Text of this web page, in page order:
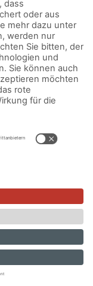
D-21107 Hamburg